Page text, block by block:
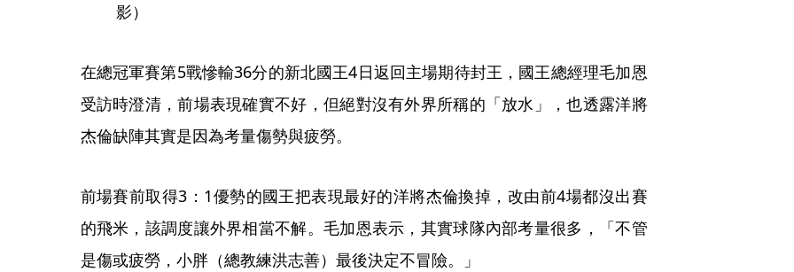
影）
在總冠軍賽第5戰慘輸36分的新北國王4日返回主場期待封王，國王總經理毛加恩
受訪時澄清，前場表現確實不好，但絕對沒有外界所稱的「放水」，也透露洋將
杰倫缺陣其實是因為考量傷勢與疲勞。
前場賽前取得3：1優勢的國王把表現最好的洋將杰倫換掉，改由前4場都沒出賽
的飛米，該調度讓外界相當不解。毛加恩表示，其實球隊內部考量很多，「不管
是傷或疲勞，小胖（總教練洪志善）最後決定不冒險。」